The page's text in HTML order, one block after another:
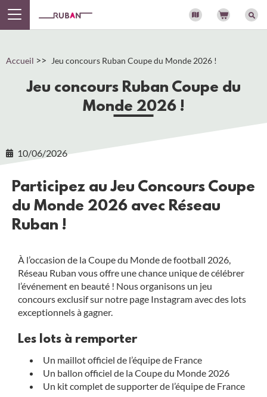
Accueil >> Jeu concours Ruban Coupe du Monde 2026 !
Jeu concours Ruban Coupe du
Monde 2026 !
10/06/2026
Participez au Jeu Concours Coupe
du Monde 2026 avec Réseau
Ruban !
À l’occasion de la Coupe du Monde de football 2026,
Réseau Ruban vous offre une chance unique de célébrer
l’événement en beauté ! Nous organisons un jeu
concours exclusif sur notre page Instagram avec des lots
exceptionnels à gagner.
Les lots à remporter
Un maillot officiel de l’équipe de France
Un ballon officiel de la Coupe du Monde 2026
Un kit complet de supporter de l’équipe de France